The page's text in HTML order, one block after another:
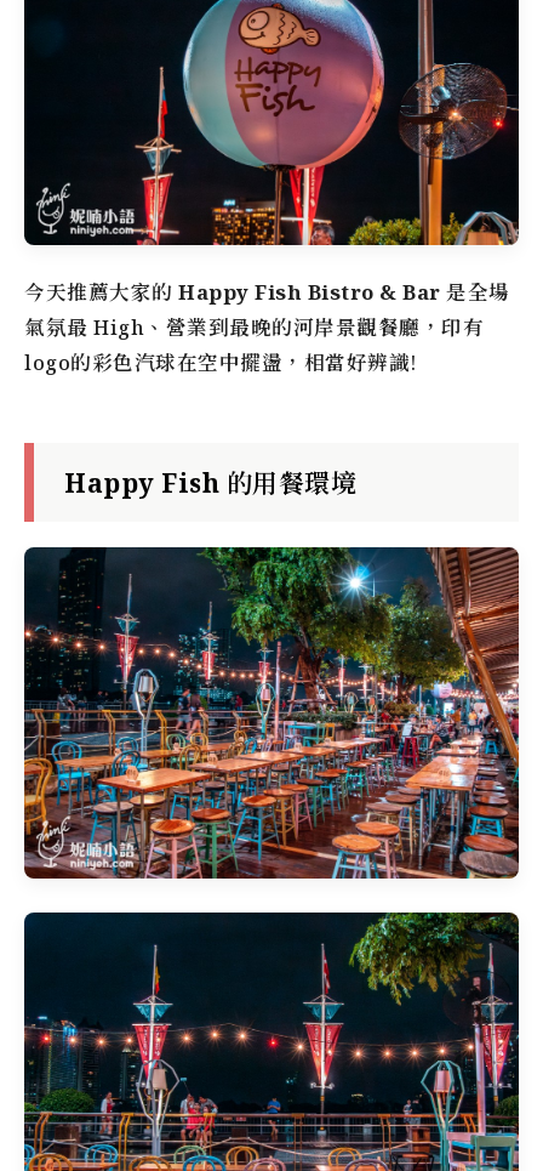
今天推薦大家的 Happy Fish Bistro & Bar 是全場
氣氛最 High、營業到最晚的河岸景觀餐廳，印有
logo的彩色汽球在空中擺盪，相當好辨識!
Happy Fish 的用餐環境